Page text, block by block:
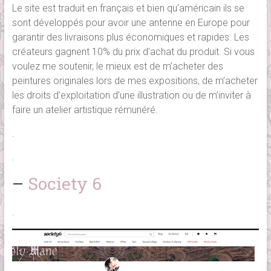
Le site est traduit en français et bien qu’américain ils se
sont développés pour avoir une antenne en Europe pour
garantir des livraisons plus économiques et rapides. Les
créateurs gagnent 10% du prix d’achat du produit. Si vous
voulez me soutenir, le mieux est de m’acheter des
peintures originales lors de mes expositions, de m’acheter
les droits d’exploitation d’une illustration ou de m’inviter à
faire un atelier artistique rémunéré.
.
.
– Society 6
.